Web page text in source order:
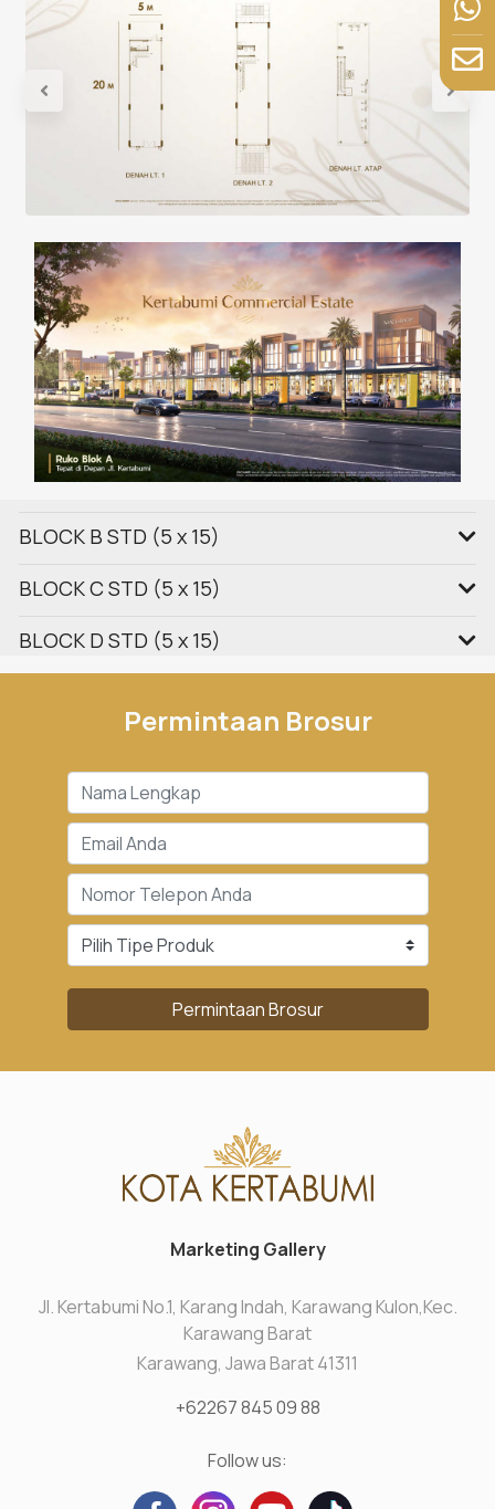
BLOCK B STD (5 x 15)
BLOCK C STD (5 x 15)
BLOCK D STD (5 x 15)
Permintaan Brosur
Permintaan Brosur
Marketing Gallery
Jl. Kertabumi No.1, Karang Indah, Karawang Kulon,Kec.
Karawang Barat
Karawang, Jawa Barat 41311
+62267 845 09 88
Follow us: